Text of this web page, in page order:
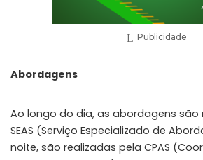
Publicidade
Abordagens
Ao longo do dia, as abordagens são
SEAS (Serviço Especializado de
noite, são realizadas pela CPAS